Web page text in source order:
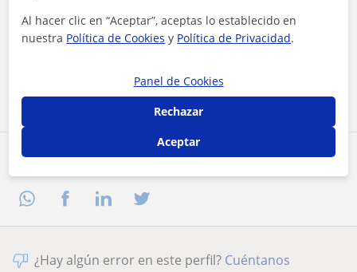
Comparte a este profesor
Al hacer clic, aceptas nuestro aviso legal y de privacidad
Contactar ahora
¿Hay algún error en este perfil? Cuéntanos
Al hacer clic en “Aceptar”, aceptas lo establecido en
nuestra Política de Cookies y Política de Privacidad.
Panel de Cookies
Rechazar
Aceptar